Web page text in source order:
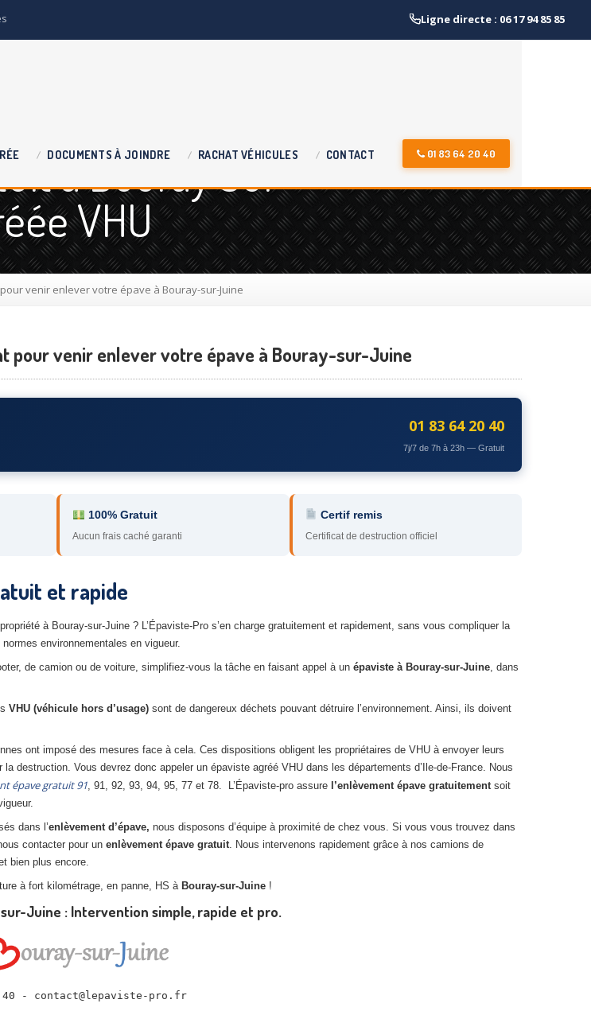
Ligne directe : 06 17 94 85 85
DOCUMENTS À JOINDRE RACHAT VÉHICULES CONTACT 01 83 64 20 40
à Bouray Sur
VHU
venir enlever votre épave à Bouray-sur-Juine
pour venir enlever votre épave à Bouray-sur-Juine
01 83 64 20 40
7j/7 de 7h à 23h — Gratuit
100% Gratuit
Aucun frais caché garanti
Certif remis
Certificat de destruction officiel
et rapide
à Bouray-sur-Juine ? L’Épaviste-Pro s’en charge gratuitement et rapidement, sans vous compliquer la
environnementales en vigueur.
de camion ou de voiture, simplifiez-vous la tâche en faisant appel à un épaviste à Bouray-sur-Juine, dans
VHU (véhicule hors d’usage) sont de dangereux déchets pouvant détruire l’environnement. Ainsi, ils doivent
ont imposé des mesures face à cela. Ces dispositions obligent les propriétaires de VHU à envoyer leurs
destruction. Vous devrez donc appeler un épaviste agréé VHU dans les départements d’Ile-de-France. Nous
épave gratuit 91, 91, 92, 93, 94, 95, 77 et 78. L’Épaviste-pro assure l’enlèvement épave gratuitementsoit
dans l’enlèvement d’épave, nous disposons d’équipe à proximité de chez vous. Si vous vous trouvez dans
contacter pour un enlèvement épave gratuit. Nous intervenons rapidement grâce à nos camions de
bien plus encore.
à fort kilométrage, en panne, HS à Bouray-sur-Juine !
Juine : Intervention simple, rapide et pro.
40 - contact@lepaviste-pro.fr